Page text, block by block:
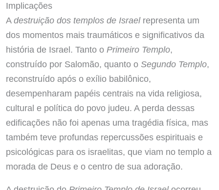
Implicações
Adestruição dos templos de Israelrepresenta um
dos momentos mais traumáticos e significativos da
história de Israel. Tanto o Primeiro Templo,
construído por Salomão, quanto o Segundo Templo,
reconstruído após o exílio babilônico,
desempenharam papéis centrais na vida religiosa,
cultural e política do povo judeu. A perda dessas
edificações não foi apenas uma tragédia física, mas
também teve profundas repercussões espirituais e
psicológicas para os israelitas, que viam no templo a
morada de Deus e o centro de sua adoração.